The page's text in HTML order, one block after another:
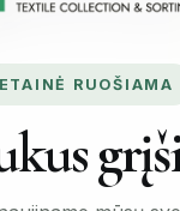
RUOŠIAMA